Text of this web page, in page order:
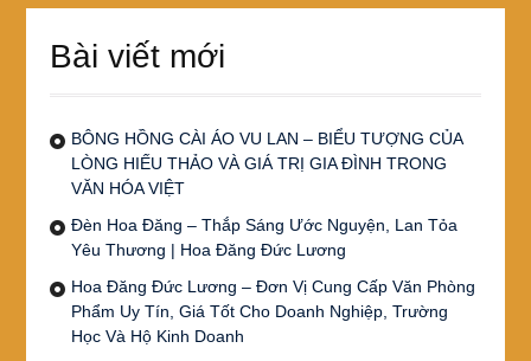
Bài viết mới
BÔNG HỒNG CÀI ÁO VU LAN – BIỂU TƯỢNG CỦA
LÒNG HIẾU THẢO VÀ GIÁ TRỊ GIA ĐÌNH TRONG
VĂN HÓA VIỆT
Đèn Hoa Đăng – Thắp Sáng Ước Nguyện, Lan Tỏa
Yêu Thương | Hoa Đăng Đức Lương
Hoa Đăng Đức Lương – Đơn Vị Cung Cấp Văn Phòng
Phẩm Uy Tín, Giá Tốt Cho Doanh Nghiệp, Trường
Học Và Hộ Kinh Doanh